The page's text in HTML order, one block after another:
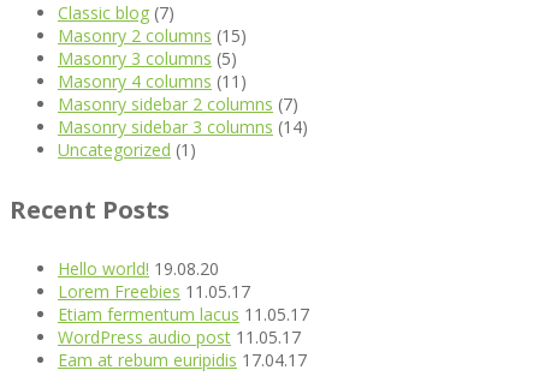
Classic blog (7)
Masonry 2 columns (15)
Masonry 3 columns (5)
Masonry 4 columns (11)
Masonry sidebar 2 columns (7)
Masonry sidebar 3 columns (14)
Uncategorized (1)
Recent Posts
Hello world! 19.08.20
Lorem Freebies 11.05.17
Etiam fermentum lacus 11.05.17
WordPress audio post 11.05.17
Eam at rebum euripidis 17.04.17